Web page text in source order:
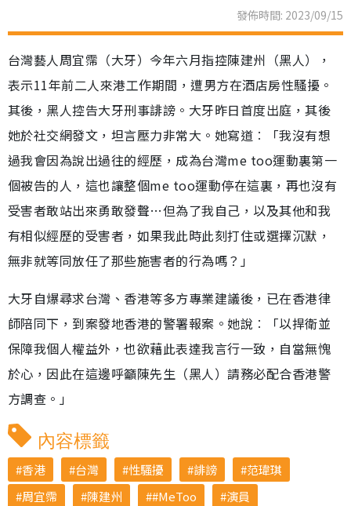
發佈時間: 2023/09/15
台灣藝人周宜霈（大牙）今年六月指控陳建州（黑人），
表示11年前二人來港工作期間，遭男方在酒店房性騷擾。
其後，黑人控告大牙刑事誹謗。大牙昨日首度出庭，其後
她於社交網發文，坦言壓力非常大。她寫道︰「我沒有想
過我會因為說出過往的經歷，成為台灣me too運動裏第一
個被告的人，這也讓整個me too運動停在這裏，再也沒有
受害者敢站出來勇敢發聲…但為了我自己，以及其他和我
有相似經歷的受害者，如果我此時此刻打住或選擇沉默，
無非就等同放任了那些施害者的行為嗎？」
大牙自爆尋求台灣、香港等多方專業建議後，已在香港律
師陪同下，到案發地香港的警署報案。她說︰「以捍衛並
保障我個人權益外，也欲藉此表達我言行一致，自當無愧
於心，因此在這邊呼籲陳先生（黑人）請務必配合香港警
方調查。」
內容標籤
香港 台灣 性騷擾 誹謗
范瑋琪
周宜霈
陳建州 #MeToo 演員